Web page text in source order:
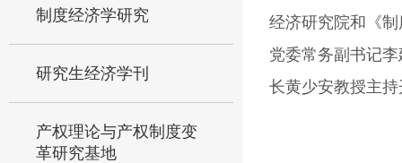
制度经济学研究
研究生经济学刊
产权理论与产权制度变
革研究基地
经济研究院和《
党委常务副书记
长黄少安教授主